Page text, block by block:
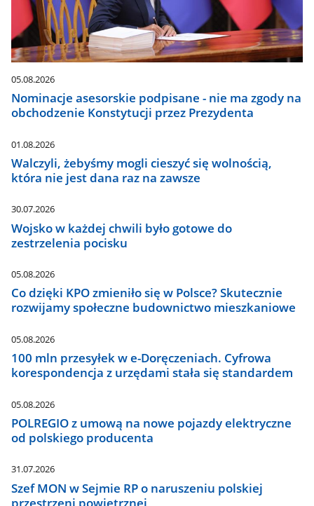
05.08.2026
Nominacje asesorskie podpisane - nie ma zgody na
obchodzenie Konstytucji przez Prezydenta
01.08.2026
Walczyli, żebyśmy mogli cieszyć się wolnością,
która nie jest dana raz na zawsze
30.07.2026
Wojsko w każdej chwili było gotowe do
zestrzelenia pocisku
05.08.2026
Co dzięki KPO zmieniło się w Polsce? Skutecznie
rozwijamy społeczne budownictwo mieszkaniowe
05.08.2026
100 mln przesyłek w e-Doręczeniach. Cyfrowa
korespondencja z urzędami stała się standardem
05.08.2026
POLREGIO z umową na nowe pojazdy elektryczne
od polskiego producenta
31.07.2026
Szef MON w Sejmie RP o naruszeniu polskiej
przestrzeni powietrznej